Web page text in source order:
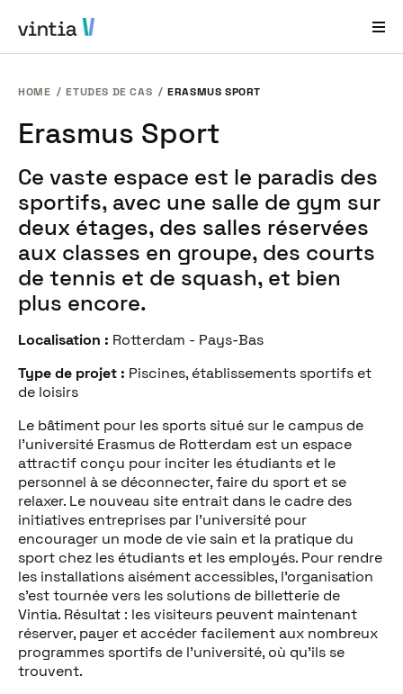
EN FR
Secteurs
Solutions
Produits
Études de cas
Contact
HOME ETUDES DE CAS ERASMUS SPORT
Erasmus Sport
Ce vaste espace est le paradis des
sportifs, avec une salle de gym sur
deux étages, des salles réservées
aux classes en groupe, des courts
de tennis et de squash, et bien
plus encore.
Localisation : Rotterdam - Pays-Bas
Type de projet : Piscines, établissements sportifs et
de loisirs
Le bâtiment pour les sports situé sur le campus de
l’université Erasmus de Rotterdam est un espace
attractif conçu pour inciter les étudiants et le
personnel à se déconnecter, faire du sport et se
relaxer. Le nouveau site entrait dans le cadre des
initiatives entreprises par l’université pour
encourager un mode de vie sain et la pratique du
sport chez les étudiants et les employés. Pour rendre
les installations aisément accessibles, l’organisation
s’est tournée vers les solutions de billetterie de
Vintia. Résultat : les visiteurs peuvent maintenant
réserver, payer et accéder facilement aux nombreux
programmes sportifs de l’université, où qu’ils se
trouvent.